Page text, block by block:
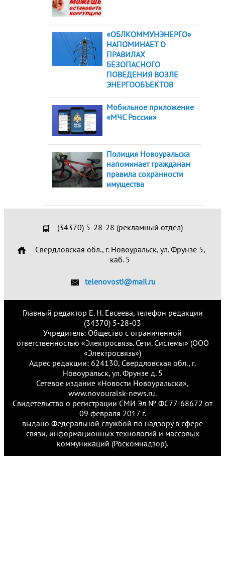
«ОБЛКОММУНЭНЕРГО»
НАПОМИНАЕТ О
ПРАВИЛАХ
БЕЗОПАСНОГО
ПОВЕДЕНИЯ ВОЗЛЕ
ЭНЕРГООБЪЕКТОВ
Мобильное приложение
«МЧС России»
Полиция Новоуральска
напоминает гражданам
правила сохранности
имущества
(34370) 5-28-28 (рекламный отдел)
Свердловская обл., г. Новоуральск, ул. Фрунзе 5,
каб. 5
telenovosti@mail.ru
Главный редактор Е. Н. Евсеева, телефон редакции
(34370) 5-28-03
Учредитель: Общество с ограниченной
ответственностью «Электросвязь. Сети. Системы» (ООО
«Электросвязь»)
Адрес редакции: 624130, Свердловская обл., г.
Новоуральск, ул. Фрунзе д. 5
Сетевое издание «Новости Новоуральска»,
www.novouralsk-news.ru.
Свидетельство о регистрации СМИ Эл № ФС77-68672 от
09 февраля 2017 г.
выдано Федеральной службой по надзору в сфере
связи, информационных технологий и массовых
коммуникаций (Роскомнадзор).